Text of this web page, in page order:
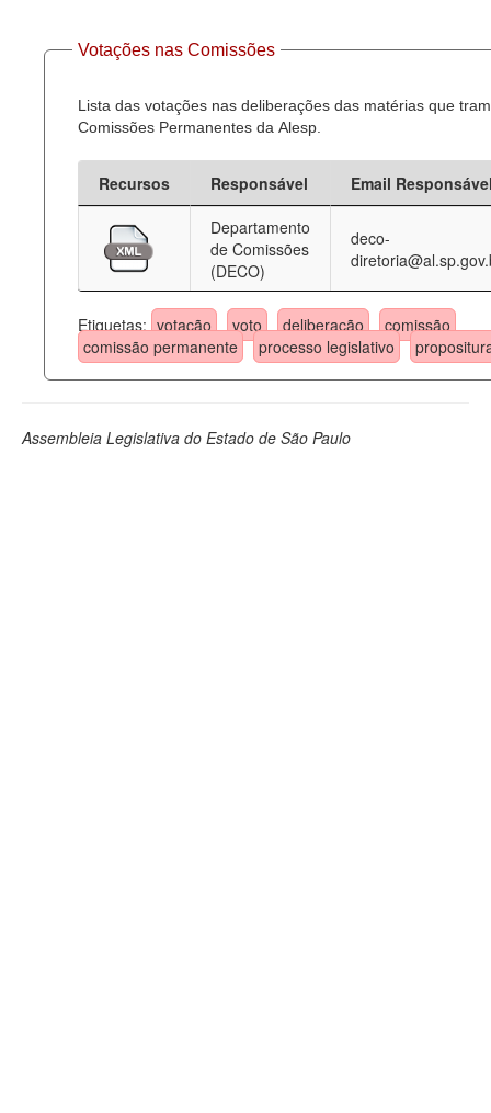
Votações nas Comissões
Lista das votações nas deliberações das matérias que
Comissões Permanentes da Alesp.
Recursos Responsável
Email
Departamento
de Comissões
(DECO)
deco-
Etiquetas: votação voto deliberação
comissão
comissão permanente
processo legislativo
Assembleia Legislativa do Estado de São Paulo